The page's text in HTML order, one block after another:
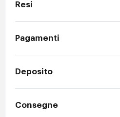
Resi
Pagamenti
Deposito
Consegne